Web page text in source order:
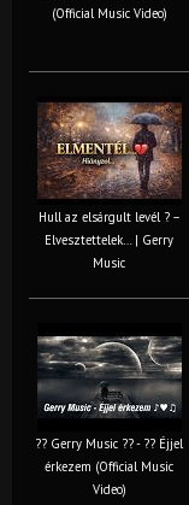
(Official Music Video)
Hull az elsárgult levél ? –
Elvesztettelek… | Gerry
Music
?? Gerry Music ?? - ?? Éjjel
érkezem (Official Music
Video)